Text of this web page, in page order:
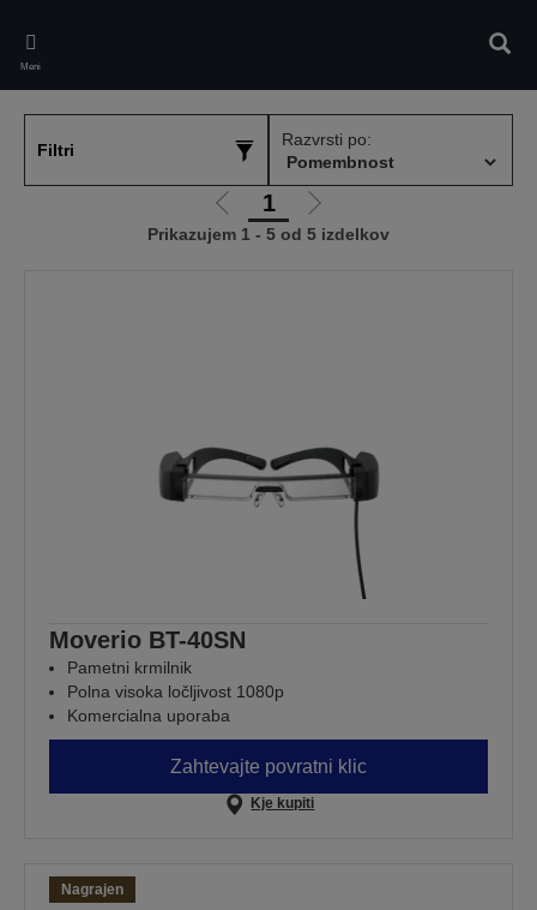
main
content
Meni
Filtri
Razvrsti po:
Pojdi
na
1
Pojdi
na
Prikazujem 1 - 5 od 5 izdelkov
Moverio BT-40SN
Pametni krmilnik
Polna visoka ločljivost 1080p
Komercialna uporaba
Zahtevajte povratni klic
Kje kupiti
Nagrajen